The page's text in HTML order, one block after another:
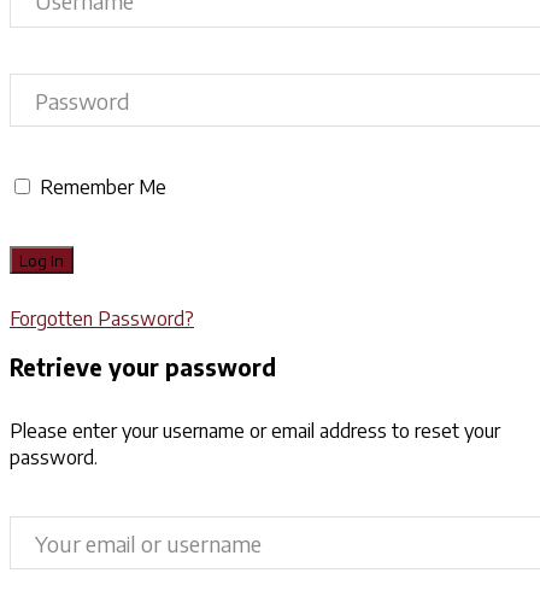
Remember Me
Forgotten Password?
Retrieve your password
Please enter your username or email address to reset your
password.